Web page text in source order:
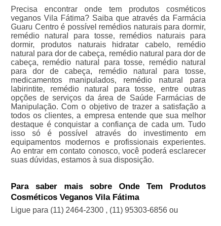
Precisa encontrar onde tem produtos cosméticos
veganos Vila Fátima? Saiba que através da Farmácia
Guaru Centro é possível remédios naturais para dormir,
remédio natural para tosse, remédios naturais para
dormir, produtos naturais hidratar cabelo, remédio
natural para dor de cabeça, remédio natural para dor de
cabeça, remédio natural para tosse, remédio natural
para dor de cabeça, remédio natural para tosse,
medicamentos manipulados, remédio natural para
labirintite, remédio natural para tosse, entre outras
opções de serviços da área de Saúde Farmácias de
Manipulação. Com o objetivo de trazer a satisfação a
todos os clientes, a empresa entende que sua melhor
destaque é conquistar a confiança de cada um. Tudo
isso só é possível através do investimento em
equipamentos modernos e profissionais experientes.
Ao entrar em contato conosco, você poderá esclarecer
suas dúvidas, estamos à sua disposição.
Para saber mais sobre Onde Tem Produtos
Cosméticos Veganos Vila Fátima
Ligue para (11) 2464-2300 , (11) 95303-6856 ou